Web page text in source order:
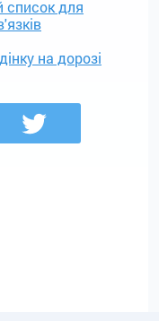
список для
на дорозі